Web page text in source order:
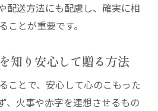
配送方法にも配慮し、確実に相
ことが重要です。
知り安心して贈る方法
ことで、安心して心のこもった
、火事や赤字を連想させるもの